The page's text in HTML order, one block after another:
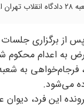
شد.
از برگزاری جلسات
به اعدام محکوم
می‌شود.
این فرد، دیوان